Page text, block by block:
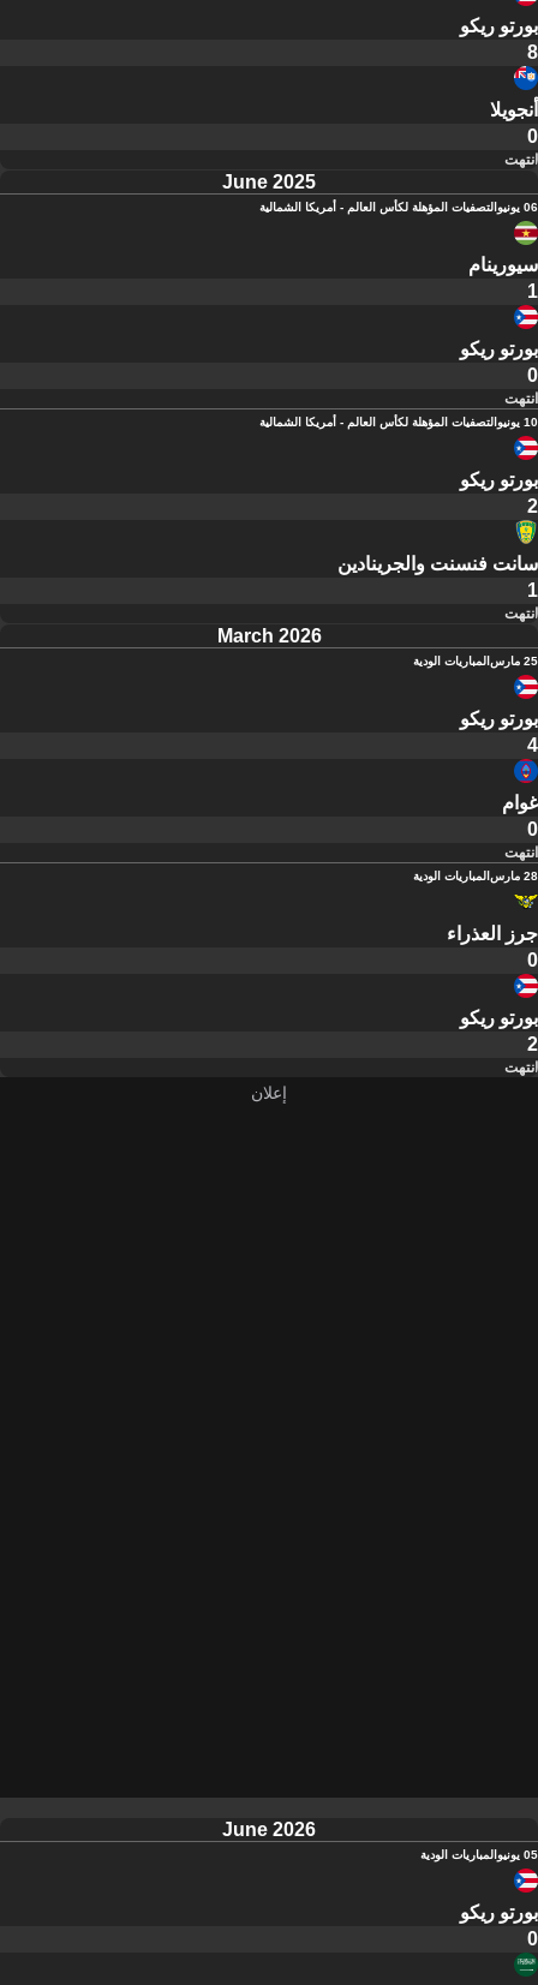
بورتو ريكو
8
أنجويلا
0
انتهت
June 2025
06 يونيو التصفيات المؤهلة لكأس العالم - أمريكا الشمالية
سيورينام
1
بورتو ريكو
0
انتهت
10 يونيو التصفيات المؤهلة لكأس العالم - أمريكا الشمالية
بورتو ريكو
2
سانت فنسنت والجرينادين
1
انتهت
March 2026
25 مارس المباريات الودية
بورتو ريكو
4
غوام
0
انتهت
28 مارس المباريات الودية
جرز العذراء
0
بورتو ريكو
2
انتهت
June 2026
05 يونيو المباريات الودية
بورتو ريكو
0